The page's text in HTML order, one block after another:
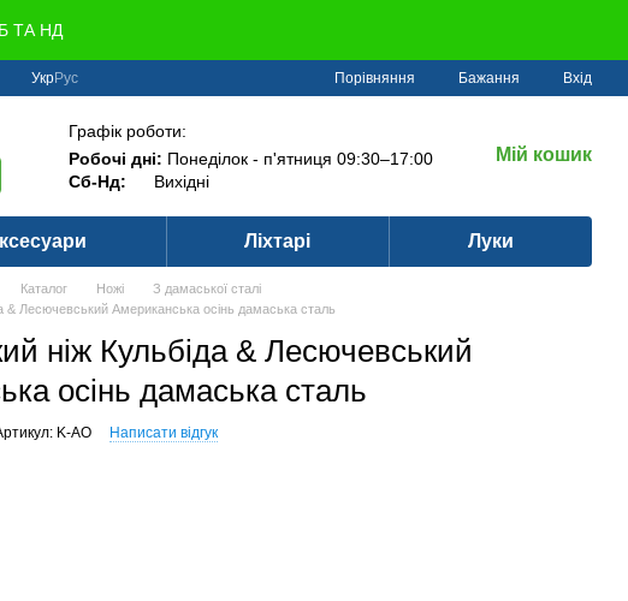
ТА НД
УкрРус Порівняння Бажання Вхід
Графік роботи:
Робочі дні: Понеділок - п'ятниця 09:30–17:00
Сб-Нд:
Вихідні
Мій кошик
Ліхтарі Луки
Каталог Ножі
З дамаської сталі
& Лесючевський Американська осінь дамаська сталь
ніж Кульбіда & Лесючевський
осінь дамаська сталь
K-AO Написати відгук